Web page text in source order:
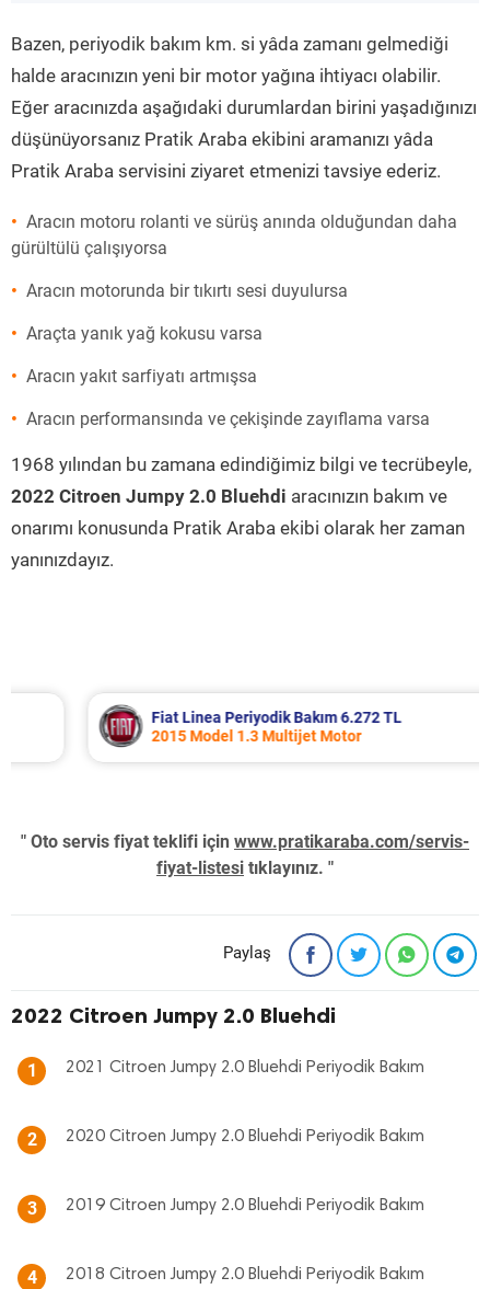
Bazen, periyodik bakım km. si yâda zamanı gelmediği
halde aracınızın yeni bir motor yağına ihtiyacı olabilir.
Eğer aracınızda aşağıdaki durumlardan birini yaşadığınızı
düşünüyorsanız Pratik Araba ekibini aramanızı yâda
Pratik Araba servisini ziyaret etmenizi tavsiye ederiz.
Aracın motoru rolanti ve sürüş anında olduğundan daha
gürültülü çalışıyorsa
Aracın motorunda bir tıkırtı sesi duyulursa
Araçta yanık yağ kokusu varsa
Aracın yakıt sarfiyatı artmışsa
Aracın performansında ve çekişinde zayıflama varsa
1968 yılından bu zamana edindiğimiz bilgi ve tecrübeyle,
2022 Citroen Jumpy 2.0 Bluehdi aracınızın bakım ve
onarımı konusunda Pratik Araba ekibi olarak her zaman
yanınızdayız.
Fiat Linea Periyodik Bakım 6.272 TL
2015 Model 1.3 Multijet Motor
" Oto servis fiyat teklifi için www.pratikaraba.com/servis-
fiyat-listesi tıklayınız. "
Paylaş
2022 Citroen Jumpy 2.0 Bluehdi
1 2021 Citroen Jumpy 2.0 Bluehdi Periyodik Bakım
2 2020 Citroen Jumpy 2.0 Bluehdi Periyodik Bakım
3 2019 Citroen Jumpy 2.0 Bluehdi Periyodik Bakım
4 2018 Citroen Jumpy 2.0 Bluehdi Periyodik Bakım